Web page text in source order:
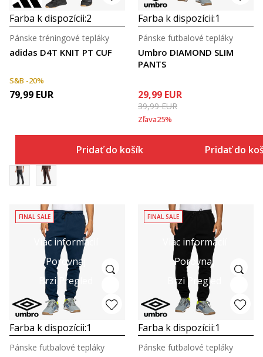
Farba k dispozícii:2
adidas D4T KNIT PT CUF
Pánske tréningové tepláky
S&B -20%
79,99 EUR
Pridať do košíka
Farba k dispozícii:1
Umbro DIAMOND SLIM
PANTS
Pánske futbalové tepláky
29,99 EUR
39,99EUR
Zľava25%
Pridať do
Viac informácií
Porovnaj
Brzi Pregled
FINAL SALE
Farba k dispozícii:1
Pánske futbalové tepláky
Viac informácií
Porovnaj
Brzi Pregled
FINAL SALE
Farba k dispozícii:1
Pánske futbalové tepláky